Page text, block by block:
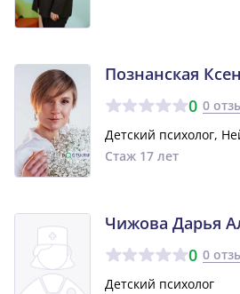
Познанская
0 0
Детский психолог,
Стаж 17 лет
Чижова Дарья
0 0
Детский психолог